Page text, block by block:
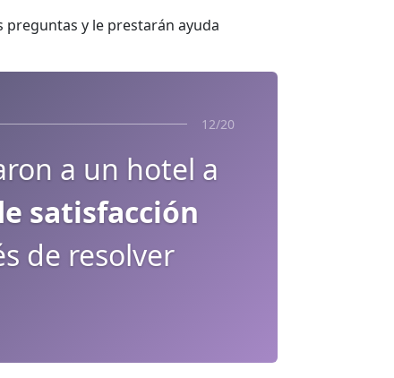
preguntas y le prestarán ayuda
12/20
a un hotel a
satisfacción
de resolver